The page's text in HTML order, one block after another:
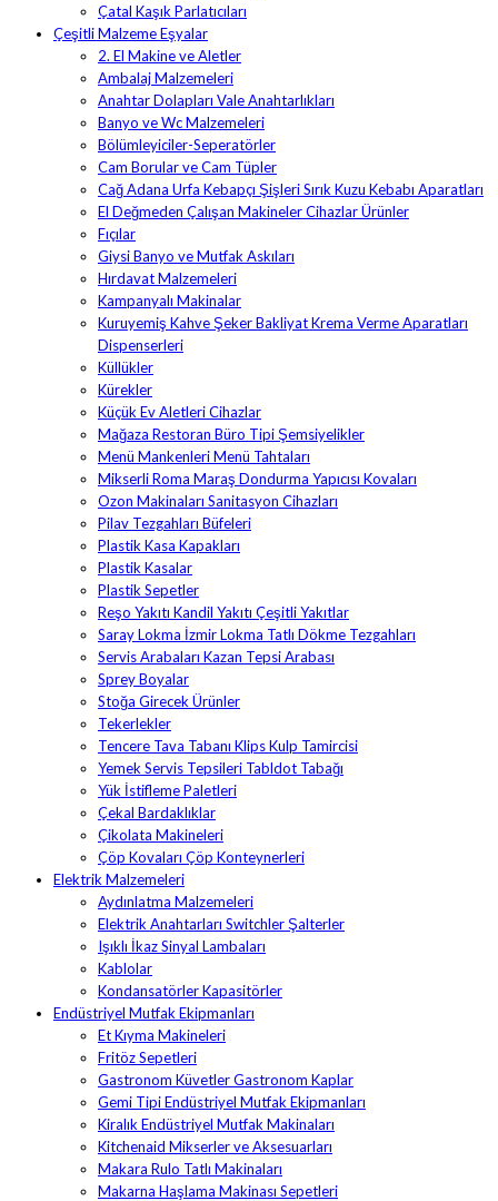
Çatal Kaşık Parlatıcıları
Çeşitli Malzeme Eşyalar
2. El Makine ve Aletler
Ambalaj Malzemeleri
Anahtar Dolapları Vale Anahtarlıkları
Banyo ve Wc Malzemeleri
Bölümleyiciler-Seperatörler
Cam Borular ve Cam Tüpler
Cağ Adana Urfa Kebapçı Şişleri Sırık Kuzu Kebabı Aparatları
El Değmeden Çalışan Makineler Cihazlar Ürünler
Fıçılar
Giysi Banyo ve Mutfak Askıları
Hırdavat Malzemeleri
Kampanyalı Makinalar
Kuruyemiş Kahve Şeker Bakliyat Krema Verme Aparatları
Dispenserleri
Küllükler
Kürekler
Küçük Ev Aletleri Cihazlar
Mağaza Restoran Büro Tipi Şemsiyelikler
Menü Mankenleri Menü Tahtaları
Mikserli Roma Maraş Dondurma Yapıcısı Kovaları
Ozon Makinaları Sanitasyon Cihazları
Pilav Tezgahları Büfeleri
Plastik Kasa Kapakları
Plastik Kasalar
Plastik Sepetler
Reşo Yakıtı Kandil Yakıtı Çeşitli Yakıtlar
Saray Lokma İzmir Lokma Tatlı Dökme Tezgahları
Servis Arabaları Kazan Tepsi Arabası
Sprey Boyalar
Stoğa Girecek Ürünler
Tekerlekler
Tencere Tava Tabanı Klips Kulp Tamircisi
Yemek Servis Tepsileri Tabldot Tabağı
Yük İstifleme Paletleri
Çekal Bardaklıklar
Çikolata Makineleri
Çöp Kovaları Çöp Konteynerleri
Elektrik Malzemeleri
Aydınlatma Malzemeleri
Elektrik Anahtarları Switchler Şalterler
Işıklı İkaz Sinyal Lambaları
Kablolar
Kondansatörler Kapasitörler
Endüstriyel Mutfak Ekipmanları
Et Kıyma Makineleri
Fritöz Sepetleri
Gastronom Küvetler Gastronom Kaplar
Gemi Tipi Endüstriyel Mutfak Ekipmanları
Kiralık Endüstriyel Mutfak Makinaları
Kitchenaid Mikserler ve Aksesuarları
Makara Rulo Tatlı Makinaları
Makarna Haşlama Makinası Sepetleri